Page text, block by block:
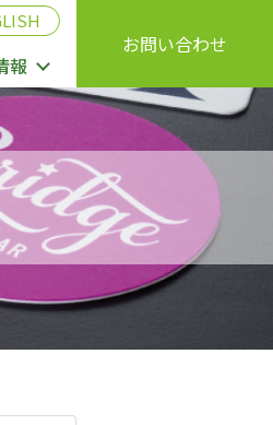
報
お問い合わせ